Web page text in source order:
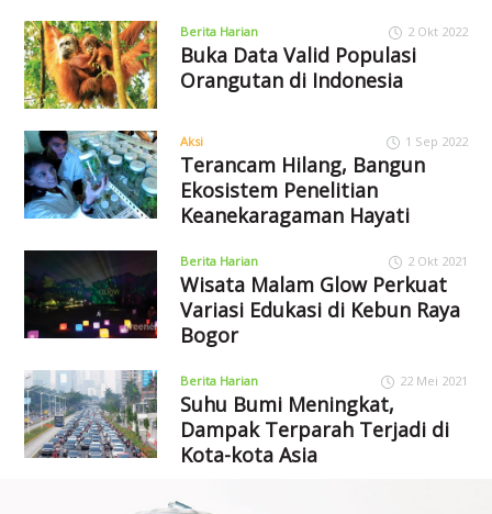
Berita Harian 2 Okt 2022
Buka Data Valid Populasi
Orangutan di Indonesia
Aksi 1 Sep 2022
Terancam Hilang, Bangun
Ekosistem Penelitian
Keanekaragaman Hayati
Berita Harian 2 Okt 2021
Wisata Malam Glow Perkuat
Variasi Edukasi di Kebun Raya
Bogor
Berita Harian 22 Mei 2021
Suhu Bumi Meningkat,
Dampak Terparah Terjadi di
Kota-kota Asia